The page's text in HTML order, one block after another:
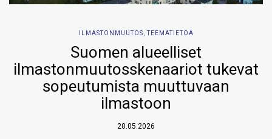
ILMASTONMUUTOS,TEEMATIETOA
Suomen alueelliset
ilmastonmuutosskenaariot tukevat
sopeutumista muuttuvaan
ilmastoon
20.05.2026